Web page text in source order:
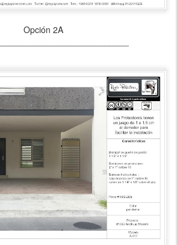
Opción 2A